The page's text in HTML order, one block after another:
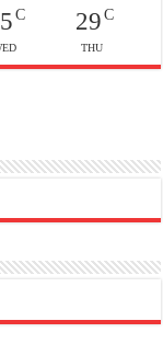
C 29C
THU